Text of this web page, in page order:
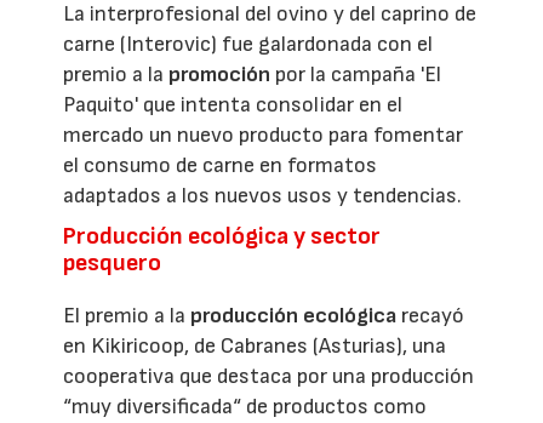
La interprofesional del ovino y del caprino de
carne (Interovic) fue galardonada con el
premio a la promoción por la campaña 'El
Paquito' que intenta consolidar en el
mercado un nuevo producto para fomentar
el consumo de carne en formatos
adaptados a los nuevos usos y tendencias.
Producción ecológica y sector
pesquero
El premio a la producción ecológica recayó
en Kikiricoop, de Cabranes (Asturias), una
cooperativa que destaca por una producción
“muy diversificada“ de productos como